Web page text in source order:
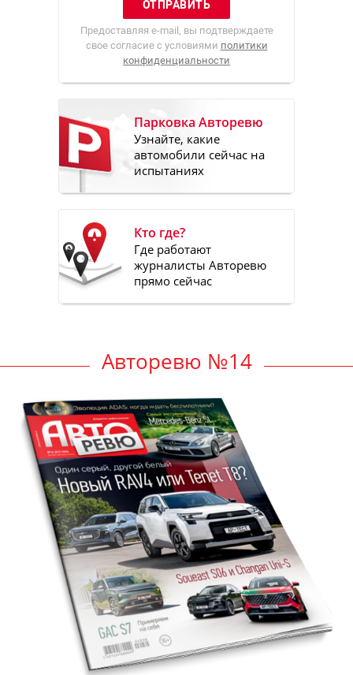
Предоставляя e-mail, вы подтверждаете
свое согласие с условиями политики
конфиденциальности
Парковка Авторевю
Узнайте, какие
автомобили сейчас на
испытаниях
Кто где?
Где работают
журналисты Авторевю
прямо сейчас
Авторевю №14